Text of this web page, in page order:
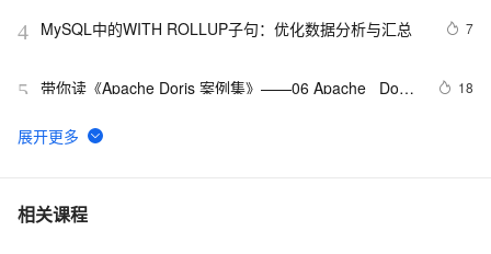
4 MySQL中的WITH ROLLUP子句：优化数据分析与汇总 7
5 带你读《Apache Doris 案例集》——06 Apache   Doris
18
6 机器学习系列(4)_数据分析之Kaggle鸢尾花iris（上）
7 10 个最佳地理空间数据分析 GIS 软件 下
相关课程